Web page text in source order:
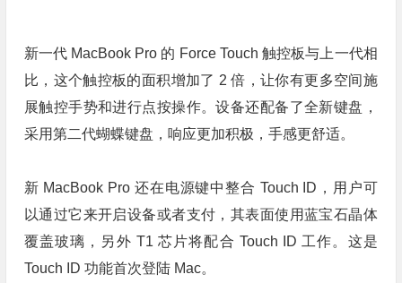
新一代 MacBook Pro 的 Force Touch 触控板与上一代相
比，这个触控板的面积增加了 2 倍，让你有更多空间施
展触控手势和进行点按操作。设备还配备了全新键盘，
采用第二代蝴蝶键盘，响应更加积极，手感更舒适。
新 MacBook Pro 还在电源键中整合 Touch ID，用户可
以通过它来开启设备或者支付，其表面使用蓝宝石晶体
覆盖玻璃，另外 T1 芯片将配合 Touch ID 工作。这是
Touch ID 功能首次登陆 Mac。